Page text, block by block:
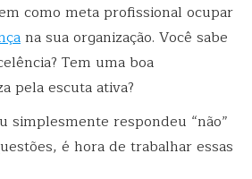
como meta profissional ocupar
na sua organização. Você sabe
Tem uma boa
pela escuta ativa?
simplesmente respondeu “não”
é hora de trabalhar essas